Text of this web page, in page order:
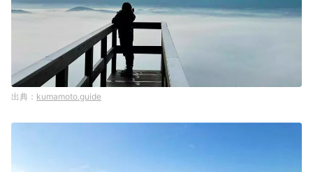
kumamoto.guide